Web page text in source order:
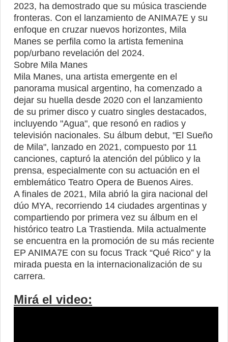
2023, ha demostrado que su música trasciende
fronteras. Con el lanzamiento de ANIMA7E y su
enfoque en cruzar nuevos horizontes, Mila
Manes se perfila como la artista femenina
pop/urbano revelación del 2024.
Sobre Mila Manes
Mila Manes, una artista emergente en el
panorama musical argentino, ha comenzado a
dejar su huella desde 2020 con el lanzamiento
de su primer disco y cuatro singles destacados,
incluyendo "Agua", que resonó en radios y
televisión nacionales. Su álbum debut, "El Sueño
de Mila", lanzado en 2021, compuesto por 11
canciones, capturó la atención del público y la
prensa, especialmente con su actuación en el
emblemático Teatro Opera de Buenos Aires.
A finales de 2021, Mila abrió la gira nacional del
dúo MYA, recorriendo 14 ciudades argentinas y
compartiendo por primera vez su álbum en el
histórico teatro La Trastienda. Mila actualmente
se encuentra en la promoción de su más reciente
EP ANIMA7E con su focus Track “Qué Rico” y la
mirada puesta en la internacionalización de su
carrera.
Mirá el video: